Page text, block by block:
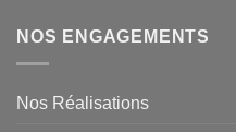
NOS ENGAGEMENTS
Nos Réalisations